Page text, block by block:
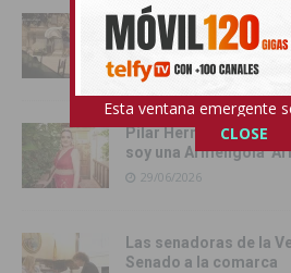
Orihuela se convierte
action de Enredados
01/07/2026
Pilar Hernández,
soy una Armengola
29/06/2026
Las senadoras de la
Senado a la comarca
Esta ventana emergente
CLOSE